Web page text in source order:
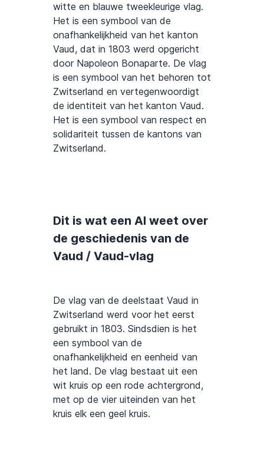
witte en blauwe tweekleurige vlag.
Het is een symbool van de
onafhankelijkheid van het kanton
Vaud, dat in 1803 werd opgericht
door Napoleon Bonaparte. De vlag
is een symbool van het behoren tot
Zwitserland en vertegenwoordigt
de identiteit van het kanton Vaud.
Het is een symbool van respect en
solidariteit tussen de kantons van
Zwitserland.
Dit is wat een AI weet over
de geschiedenis van de
Vaud / Vaud-vlag
De vlag van de deelstaat Vaud in
Zwitserland werd voor het eerst
gebruikt in 1803. Sindsdien is het
een symbool van de
onafhankelijkheid en eenheid van
het land. De vlag bestaat uit een
wit kruis op een rode achtergrond,
met op de vier uiteinden van het
kruis elk een geel kruis.